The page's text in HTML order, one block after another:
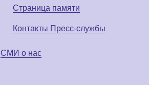
Страница памяти
Контакты Пресс-службы
СМИ о нас